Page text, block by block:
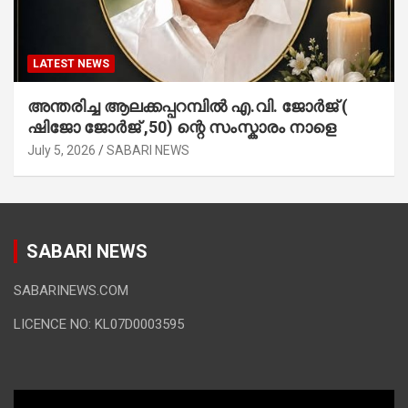
LATEST NEWS
അന്തരിച്ച ആ​ല​ക്ക​പ്പ​റമ്പിൽ​ എ.​വി. ജോ​ർ​ജ് (
ഷിജോ ജോർജ് ,50) ന്റെ സംസ്കാരം നാളെ
July 5, 2026 SABARI NEWS
SABARI NEWS
SABARINEWS.COM
LICENCE NO: KL07D0003595